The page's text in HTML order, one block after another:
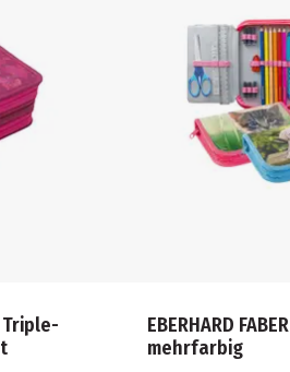
Triple-
EBERHARD FABER Schüleretui
mehrfarbig